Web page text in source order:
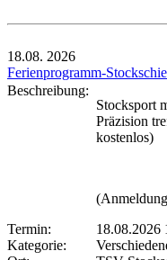
18.08. 2026
Ferienprogramm-
Beschreibung:
Stocksport
Präzision
kostenlos)
Termin:
18.08.2026
Kategorie: